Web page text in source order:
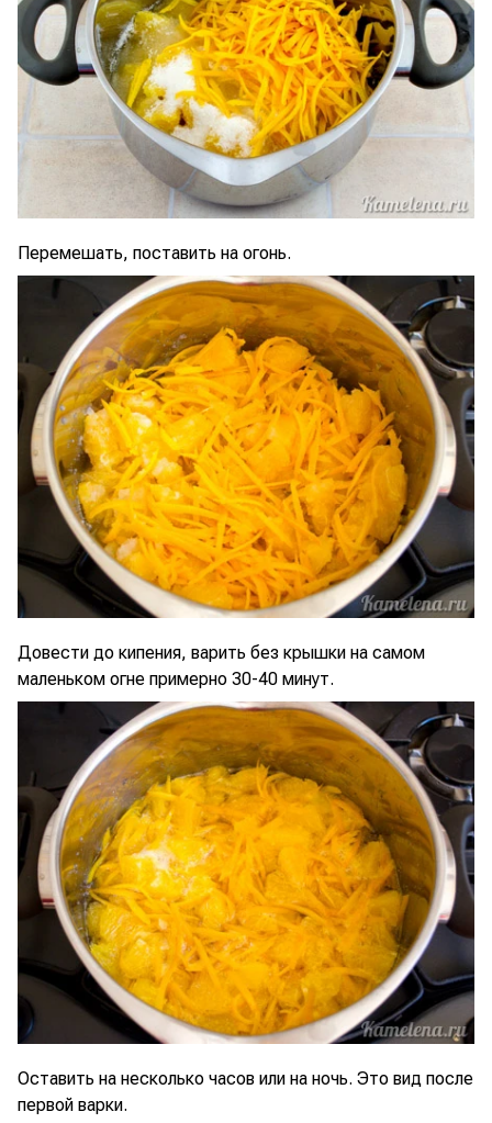
Перемешать, поставить на огонь.
Довести до кипения, варить без крышки на самом
маленьком огне примерно 30-40 минут.
Оставить на несколько часов или на ночь. Это вид после
первой варки.